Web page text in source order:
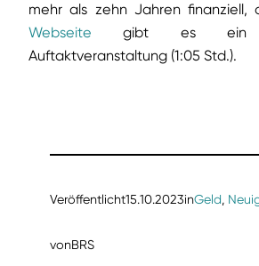
mehr als zehn Jahren finanziell,
Webseite gibt es ein
Auftaktveranstaltung (1:05 Std.).
Veröffentlicht15.10.2023inGeld,
vonBRS